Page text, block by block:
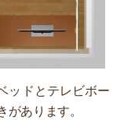
ッドとテレビボー
があります。